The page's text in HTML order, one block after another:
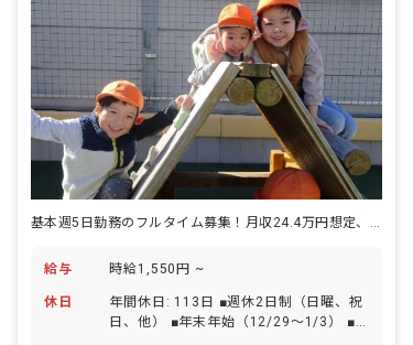
給与 時給1,550円 ~
休日
年間休日: 113日 ■週休2日制（日曜、祝
日、他） ■年末年始（12/29～1/3） ■